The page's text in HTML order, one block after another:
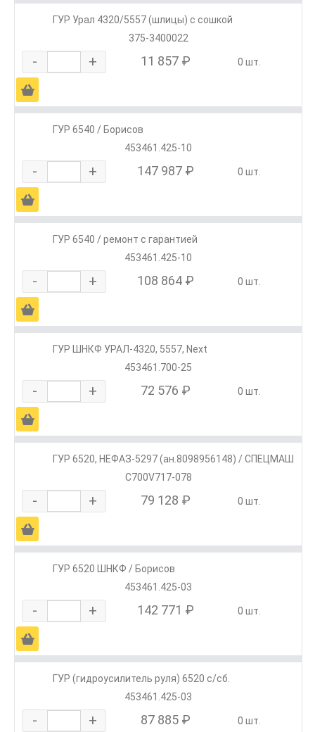
ГУР Урал 4320/5557 (шлицы) с сошкой
375-3400022
- + 11 857 ₽ 0 шт.
Ä
ГУР 6540 / Борисов
453461.425-10
- + 147 987 ₽ 0 шт.
Ä
ГУР 6540 / ремонт с гарантией
453461.425-10
- + 108 864 ₽ 0 шт.
Ä
ГУР ШНКФ УРАЛ-4320, 5557, Next
453461.700-25
- + 72 576 ₽ 0 шт.
Ä
ГУР 6520, НЕФАЗ-5297 (ан.8098956148) / СПЕЦМАШ
С700V717-078
- + 79 128 ₽ 0 шт.
Ä
ГУР 6520 ШНКФ / Борисов
453461.425-03
- + 142 771 ₽ 0 шт.
Ä
ГУР (гидроусилитель руля) 6520 с/сб.
453461.425-03
- + 87 885 ₽ 0 шт.